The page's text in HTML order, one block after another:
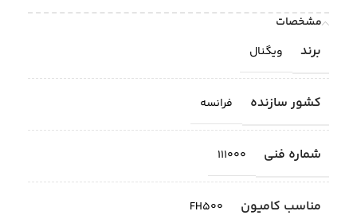
مشخصات
برند ویگنال
کشور سازنده فرانسه
شماره فنی 111000
مناسب کامیون FH500